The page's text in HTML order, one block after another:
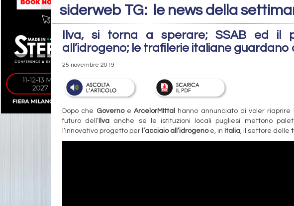
siderweb TG: le news della
Ilva, si torna a sperare; SSAB ed il
all’idrogeno; le trafilerie italiane guardano
25 novembre 2019
Dopo che GovernoeArcelorMIttal
hanno annunciato di voler
futuro dell’Ilva anche se le istituzioni locali pugliesi mettono
l’innovativo progetto per l’acciaio all’idrogenoe, in Italia, il settore delle